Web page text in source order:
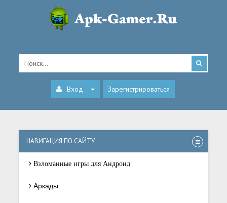
Вход Зарегистрироваться
НАВИГАЦИЯ ПО САЙТУ
Взломанные игры для Андроид
Аркады